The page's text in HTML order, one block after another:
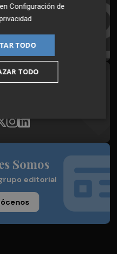
hora en tu email
en redes
cualquier medio
Somos
editorial
Configuración de
TODO
TODO